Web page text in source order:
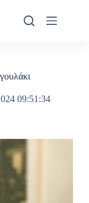
09:51:34